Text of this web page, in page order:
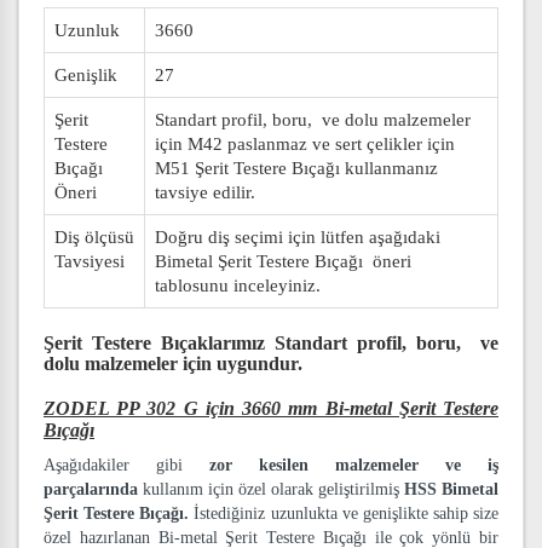
Uzunluk 3660
Genişlik 27
Şerit
Testere
Bıçağı
Öneri
Standart profil, boru, ve dolu malzemeler
için M42 paslanmaz ve sert çelikler için
M51 Şerit Testere Bıçağı kullanmanız
tavsiye edilir.
Diş ölçüsü
Tavsiyesi
Doğru diş seçimi için lütfen aşağıdaki
Bimetal Şerit Testere Bıçağı öneri
tablosunu inceleyiniz.
Şerit Testere Bıçaklarımız Standart profil, boru, ve
dolu malzemeler için uygundur.
ZODEL PP 302 G için 3660 mm Bi-metal Şerit Testere
Bıçağı
Aşağıdakiler gibi zor kesilen malzemeler ve iş
parçalarında kullanım için özel olarak geliştirilmiş HSS Bimetal
Şerit Testere Bıçağı.İstediğiniz uzunlukta ve genişlikte sahip size
özel hazırlanan Bi-metal Şerit Testere Bıçağı ile çok yönlü bir